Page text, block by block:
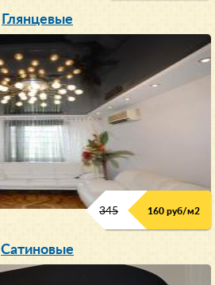
Глянцевые
345 160 руб/м2
Сатиновые